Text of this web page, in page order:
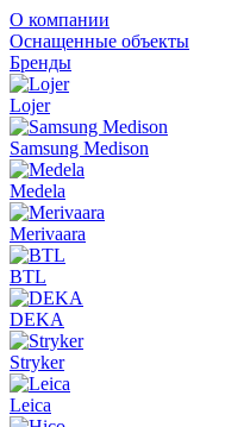
О компании
Оснащенные объекты
Бренды
Lojer
Samsung Medison
Medela
Merivaara
BTL
DEKA
Stryker
Leica